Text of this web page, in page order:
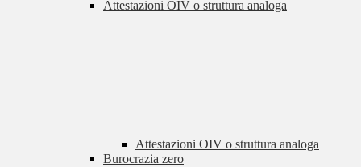
Attestazioni OIV o struttura analoga
Attestazioni OIV o struttura analoga
Burocrazia zero